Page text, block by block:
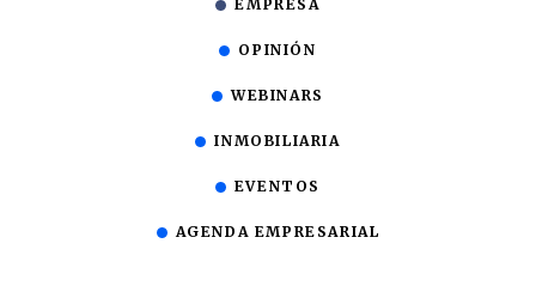
EMPRESA
OPINIÓN
WEBINARS
INMOBILIARIA
EVENTOS
AGENDA EMPRESARIAL